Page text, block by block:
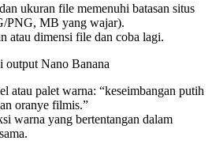
ukuran file memenuhi batasan situs
PNG, MB yang wajar).
atau dimensi file dan coba lagi.
output Nano Banana
atau palet warna: “keseimbangan putih
oranye filmis.”
warna yang bertentangan dalam